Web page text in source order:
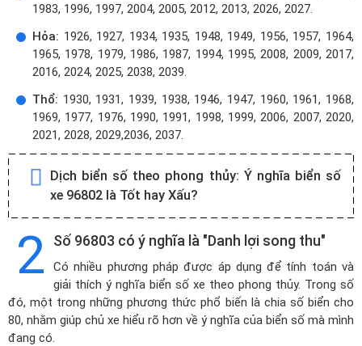
1983, 1996, 1997, 2004, 2005, 2012, 2013, 2026, 2027.
Hỏa: 1926, 1927, 1934, 1935, 1948, 1949, 1956, 1957, 1964,
1965, 1978, 1979, 1986, 1987, 1994, 1995, 2008, 2009, 2017,
2016, 2024, 2025, 2038, 2039.
Thổ: 1930, 1931, 1939, 1938, 1946, 1947, 1960, 1961, 1968,
1969, 1977, 1976, 1990, 1991, 1998, 1999, 2006, 2007, 2020,
2021, 2028, 2029,2036, 2037.
Dịch biển số theo phong thủy: Ý nghĩa biển số
xe 96802 là Tốt hay Xấu?
2 Số 96803 có ý nghĩa là "Danh lợi song thu"
Có nhiều phương pháp được áp dụng để tính toán và
giải thích ý nghĩa biển số xe theo phong thủy. Trong số
đó, một trong những phương thức phổ biến là chia số biển cho
80, nhằm giúp chủ xe hiểu rõ hơn về ý nghĩa của biển số mà mình
đang có.